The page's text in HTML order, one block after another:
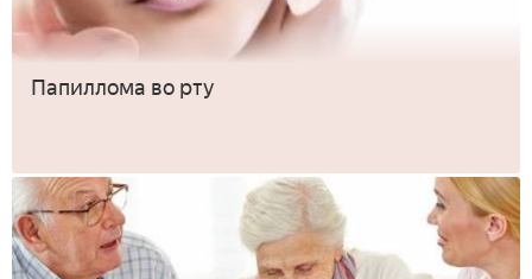
Папиллома во рту